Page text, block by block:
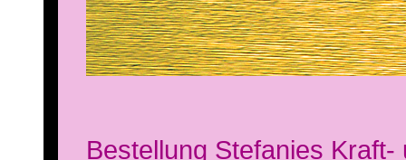
Bestellung Stefanies